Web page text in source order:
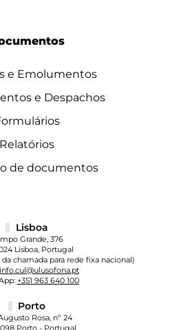
e Emolumentos
e Despachos
Relatórios
de documentos
Lisboa
Grande, 376
Lisboa, Portugal
da chamada para rede fixa nacional)
info.cul@ulusofona.pt
+351 963 640 100
Porto
Rosa, nº 24
Porto - Portugal